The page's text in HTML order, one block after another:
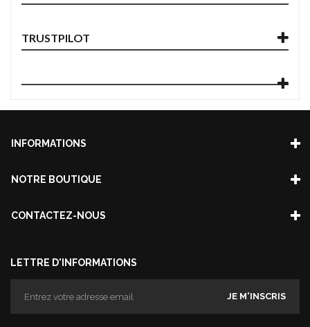
TRUSTPILOT
INFORMATIONS
NOTRE BOUTIQUE
CONTACTEZ-NOUS
LETTRE D'INFORMATIONS
JE M'INSCRIS